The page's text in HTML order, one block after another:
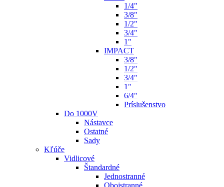
1/4"
3/8"
1/2"
3/4"
1"
IMPACT
3/8"
1/2"
3/4"
1"
6/4"
Príslušenstvo
Do 1000V
Nástavce
Ostatné
Sady
Kľúče
Vidlicové
Štandardné
Jednostranné
Obojstranné